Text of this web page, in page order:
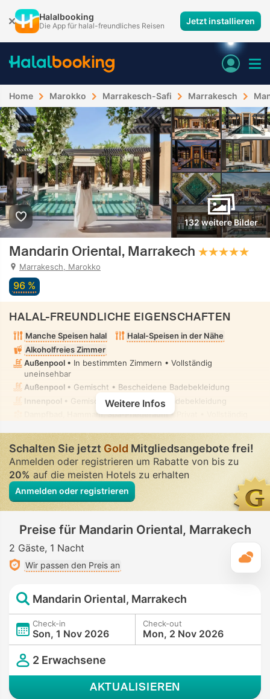
Halalbooking
Die App für halal-freundliches Reisen Jetzt installieren
Home Marokko Marrakesch-Safi Marrakesch
132 weitere Bilder
Mandarin Oriental, Marrakech
Marrakesch, Marokko
96 %
HALAL-FREUNDLICHE EIGENSCHAFTEN
Manche Speisen halal
Halal-Speisen in der Nähe
Alkoholfreies Zimmer
Außenpool • In bestimmten Zimmern • Vollständig
uneinsehbar
Außenpool • Gemischt • Bescheidene Badebekleidung
Innenpool • Gemischt • Bescheidene Badebekleidung
Dampfbad, Hammam, Spa-Pflegeraum• Privat • Vollständig
Bidet-Handbrause • In allen Zimmern
Weitere Infos
Schalten Sie jetztGold Mitgliedsangebote frei!
Anmelden oder registrieren um Rabatte von bis zu
20%auf die meisten Hotels zu erhalten
Anmelden oder registrieren
Preise für Mandarin Oriental, Marrakech
2 Gäste 1 Nacht
Wir passen den Preis an
Mandarin Oriental, Marrakech
Check-in
Son, 1 Nov 2026
Check-out
Mon, 2 Nov 2026
2 Erwachsene
AKTUALISIEREN